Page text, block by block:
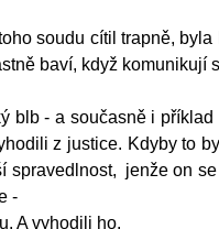
soudu cítil trapně,
baví, když komunikují
blb - a současně i
z justice. Kdyby to
spravedlnost, jenže on
-
A vyhodili ho.